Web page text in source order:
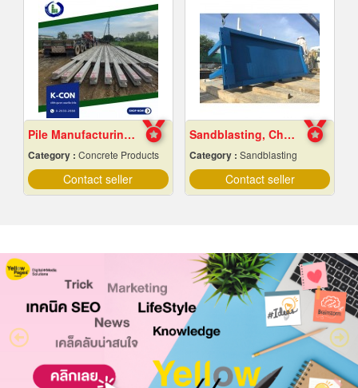
Pile Manufacturing Factory, Samut Prakan
Category : Concrete Products
Contact seller
Sandblasting, Chonburi
Category : Sandblasting
Contact seller